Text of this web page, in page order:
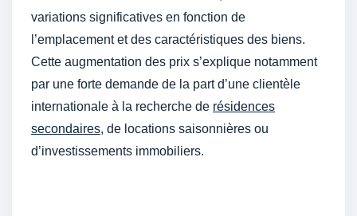
variations significatives en fonction de
l’emplacement et des caractéristiques des biens.
Cette augmentation des prix s’explique notamment
par une forte demande de la part d’une clientèle
internationale à la recherche de résidences
secondaires, de locations saisonnières ou
d’investissements immobiliers.